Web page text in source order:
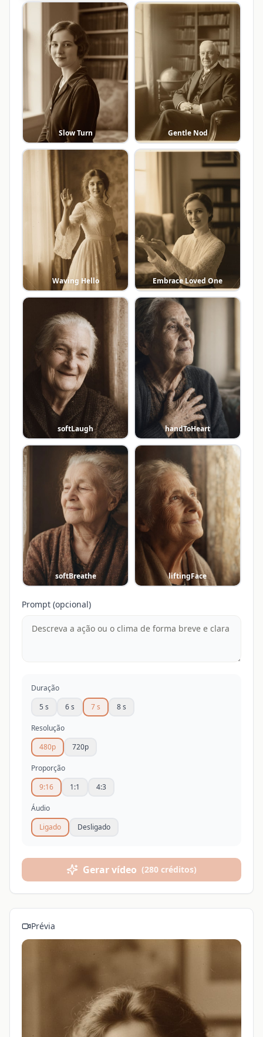
Slow Turn Gentle Nod
Waving Hello Embrace Loved One
softLaugh handToHeart
softBreathe liftingFace
Prompt (opcional)
Duração
5 s
6 s 7 s 8 s
Resolução
480p
720p
Proporção
9:16
1:1 4:3
Áudio
Ligado
Desligado
Gerar vídeo (280 créditos)
Prévia